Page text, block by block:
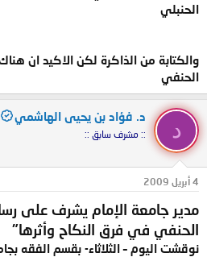
الحنبلي
والكتابة من الذاكرة لكن الاكيد ان
الحنفي
د
د. فؤاد بن يحيى الهاشمي
:: مشرف سابق ::
4 أبريل 2009
مدير جامعة الإمام يشرف على
الحنفي في فرق النكاح وأثرها"
نوقشت اليوم – الثلاثاء- بقسم الفقه